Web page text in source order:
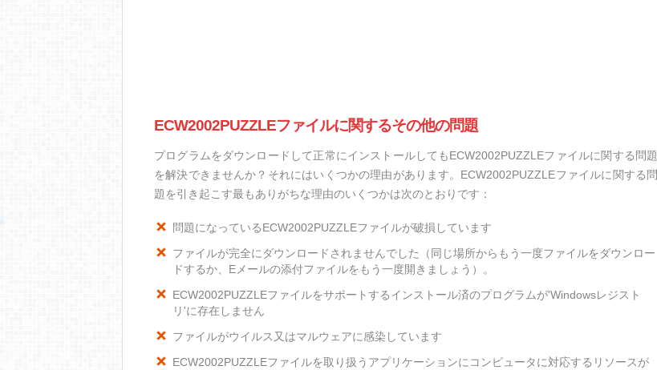
ECW2002PUZZLEファイルに関するその他の問題
プログラムをダウンロードして正常にインストールしてもECW2002PUZZLEファイルに関する問題
を解決できませんか？それにはいくつかの理由があります。ECW2002PUZZLEファイルに関する問
題を引き起こす最もありがちな理由のいくつかは次のとおりです：
問題になっているECW2002PUZZLEファイルが破損しています
ファイルが完全にダウンロードされませんでした（同じ場所からもう一度ファイルをダウンロー
ドするか、Eメールの添付ファイルをもう一度開きましょう）。
ECW2002PUZZLEファイルをサポートするインストール済のプログラムが'Windowsレジスト
リ'に存在しません
ファイルがウイルス又はマルウェアに感染しています
ECW2002PUZZLEファイルを取り扱うアプリケーションにコンピュータに対応するリソースが